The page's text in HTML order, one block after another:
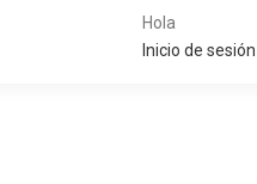
Hola
Inicio de sesión